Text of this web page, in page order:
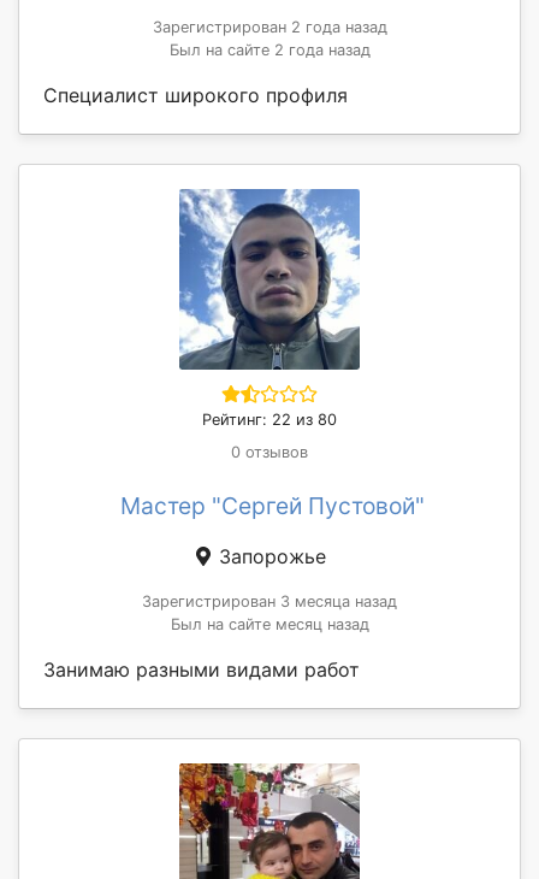
Зарегистрирован 2 года назад
Был на сайте 2 года назад
Специалист широкого профиля
Рейтинг: 22 из 80
0 отзывов
Мастер "Сергей Пустовой"
Запорожье
Зарегистрирован 3 месяца назад
Был на сайте месяц назад
Занимаю разными видами работ